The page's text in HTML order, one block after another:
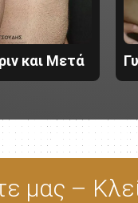
και Μετά
μας –